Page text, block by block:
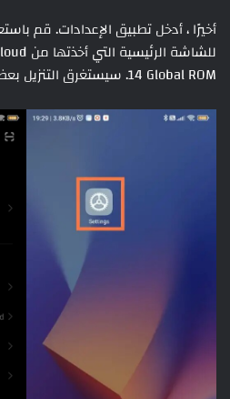
أخيرًا ، أدخل تطبيق الإعدادات. قم
14 Global ROM. سيستغرق التنزيل بعض الوقت.